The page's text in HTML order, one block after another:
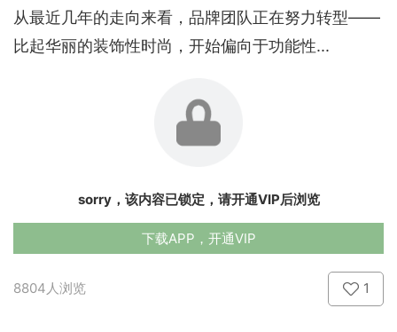
从最近几年的走向来看，品牌团队正在努力转型——
比起华丽的装饰性时尚，开始偏向于功能性...
sorry，该内容已锁定，请开通VIP后浏览
下载APP，开通VIP
8804人浏览 1